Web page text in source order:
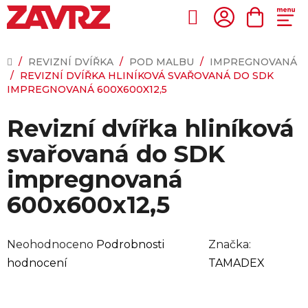
Přejít
na
Hledat
KOŠÍK
DOMŮ
/ REVIZNÍ DVÍŘKA / POD MALBU / IMPREGNOVANÁ
/ REVIZNÍ DVÍŘKA HLINÍKOVÁ SVAŘOVANÁ DO SDK
IMPREGNOVANÁ 600X600X12,5
Revizní dvířka hliníková
svařovaná do SDK
impregnovaná
600x600x12,5
Průměrné
hodnocení
Neohodnoceno Podrobnosti
hodnocení
Značka:
TAMADEX